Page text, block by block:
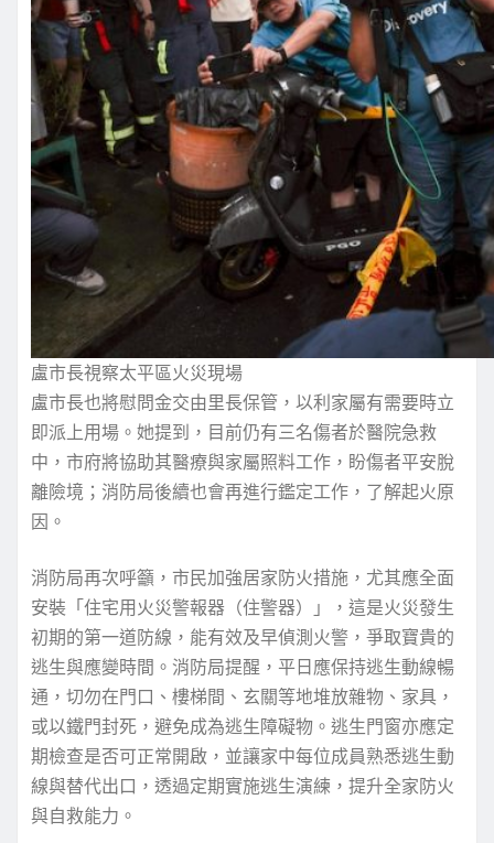
盧市長視察太平區火災現場
盧市長也將慰問金交由里長保管，以利家屬有需要時立
即派上用場。她提到，目前仍有三名傷者於醫院急救
中，市府將協助其醫療與家屬照料工作，盼傷者平安脫
離險境；消防局後續也會再進行鑑定工作，了解起火原
因。
消防局再次呼籲，市民加強居家防火措施，尤其應全面
安裝「住宅用火災警報器（住警器）」，這是火災發生
初期的第一道防線，能有效及早偵測火警，爭取寶貴的
逃生與應變時間。消防局提醒，平日應保持逃生動線暢
通，切勿在門口、樓梯間、玄關等地堆放雜物、家具，
或以鐵門封死，避免成為逃生障礙物。逃生門窗亦應定
期檢查是否可正常開啟，並讓家中每位成員熟悉逃生動
線與替代出口，透過定期實施逃生演練，提升全家防火
與自救能力。